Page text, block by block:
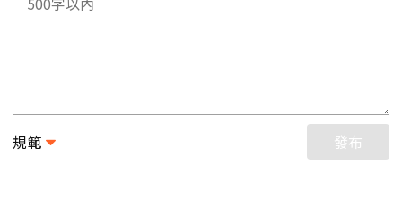
規範 發布